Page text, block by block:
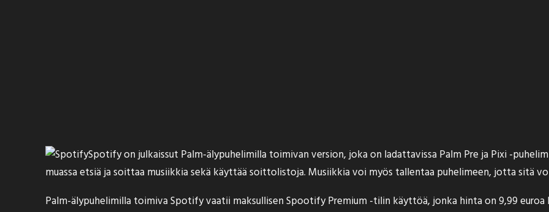
Spotify onjulkaissut Palm-älypuhelimilla toimivan version, joka on ladattavissa Palm Pre ja Pixi -
muassa etsiä ja soittaa musiikkia sekä käyttää soittolistoja. Musiikkia voi myös tallentaa puhelimeen, jotta sitä
Palm-älypuhelimilla toimiva Spotify vaatii maksullisen Spootify Premium -tilin käyttöä, jonka hinta on 9,99 euroa